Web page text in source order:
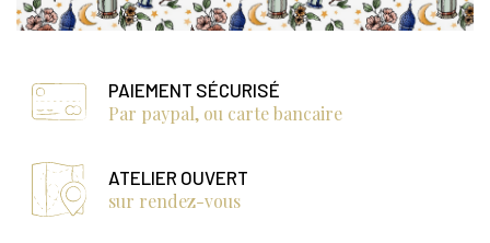
PAIEMENT SÉCURISÉ
Par paypal, ou carte bancaire
ATELIER OUVERT
sur rendez-vous